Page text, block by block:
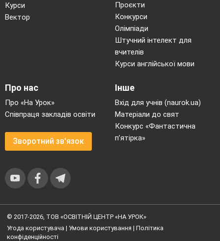
Курси
Вектор
Проєкти
Конкурси
Олімпіади
Штучний інтелект для
вчителів
Курси англійської мови
Про нас
Про «На Урок»
Співпраця закладів освіти
Зворотний зв'язок
Інше
Вхід для учнів (naurok.ua)
Матеріали до свят
Конкурс «Фантастична
п’ятірка»
© 2017-2026, ТОВ «ОСВІТНІЙ ЦЕНТР «НА УРОК»
Угода користувача | Умови користування | Політика
конфіденційності